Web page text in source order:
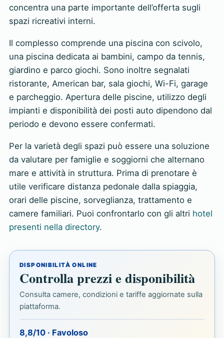
concentra una parte importante dell’offerta sugli
spazi ricreativi interni.
Il complesso comprende una piscina con scivolo,
una piscina dedicata ai bambini, campo da tennis,
giardino e parco giochi. Sono inoltre segnalati
ristorante, American bar, sala giochi, Wi-Fi, garage
e parcheggio. Apertura delle piscine, utilizzo degli
impianti e disponibilità dei posti auto dipendono dal
periodo e devono essere confermati.
Per la varietà degli spazi può essere una soluzione
da valutare per famiglie e soggiorni che alternano
mare e attività in struttura. Prima di prenotare è
utile verificare distanza pedonale dalla spiaggia,
orari delle piscine, sorveglianza, trattamento e
camere familiari. Puoi confrontarlo con gli altri hotel
presenti nella directory.
DISPONIBILITÀ ONLINE
Controlla prezzi e disponibilità
Consulta camere, condizioni e tariffe aggiornate sulla
piattaforma.
8,8/10 · Favoloso